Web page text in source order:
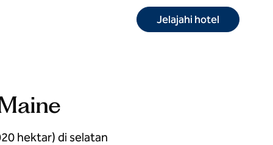
Jelajahi hotel
hektar) di selatan